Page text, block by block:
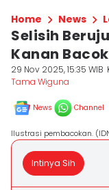
Home News
Selisih
Kanan
29 Nov 2025, 15:35 WIB
Tama Wiguna
News Channel
Ilustrasi pembacokan.
Intinya Sih